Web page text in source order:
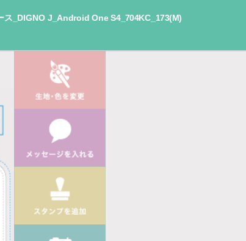
ス_DIGNO J_Android One S4_704KC_173(M)